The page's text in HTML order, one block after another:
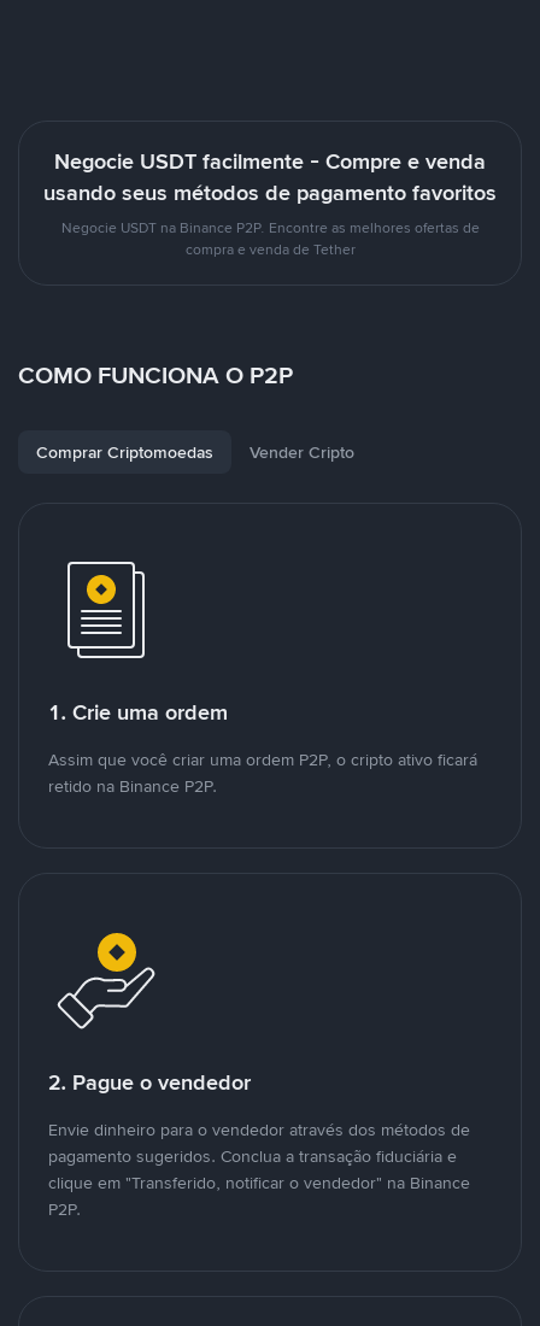
Negocie USDT facilmente - Compre e venda
usando seus métodos de pagamento favoritos
Negocie USDT na Binance P2P. Encontre as melhores ofertas de
compra e venda de Tether
COMO FUNCIONA O P2P
Comprar Criptomoedas Vender Cripto
1. Crie uma ordem
Assim que você criar uma ordem P2P, o cripto ativo ficará
retido na Binance P2P.
2. Pague o vendedor
Envie dinheiro para o vendedor através dos métodos de
pagamento sugeridos. Conclua a transação fiduciária e
clique em "Transferido, notificar o vendedor" na Binance
P2P.